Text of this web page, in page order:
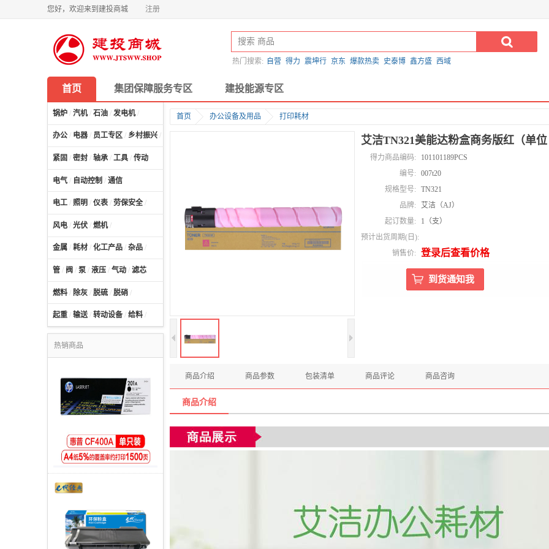
您好，欢迎来到建投商城 注册
热门搜索: 自营 得力 震坤行 京东 爆款热卖 史泰博 鑫方盛 西域
首页 集团保障服务专区 建投能源专区
锅炉 / 汽机/ 石油 / 发电机/
办公 / 电器 / 员工专区 / 乡村振兴 /
紧固 / 密封 / 轴承 / 工具 / 传动
电气 / 自动控制 / 通信
电工 / 照明 / 仪表 / 劳保安全 /
风电 / 光伏 / 燃机/
金属 / 耗材 / 化工产品 / 杂品 /
管 / 阀 / 泵 / 液压 / 气动 / 滤芯
燃料 / 除灰 / 脱硫 / 脱硝 /
起重 / 输送/ 转动设备 / 给料 /
热销商品
首页 办公设备及用品 打印耗材
艾洁TN321美能达粉盒商务版红（单
得力商品编码:
101101189PCS
编号:
007t20
规格型号:
TN321
品牌:
艾洁（AJ）
起订数量:
1（支）
预计出货周期(日):
销售价:
登录后查看价格
商品介绍 商品参数 包装清单 商品评论 商品咨询
商品介绍